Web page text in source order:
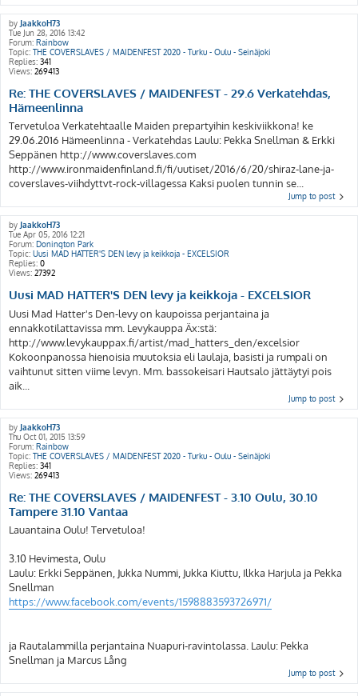
by JaakkoH73
Tue Jun 28, 2016 13:42
Forum: Rainbow
Topic: THE COVERSLAVES / MAIDENFEST 2020 - Turku - Oulu - Seinäjoki
Replies: 341
Views: 269413
Re: THE COVERSLAVES / MAIDENFEST - 29.6 Verkatehdas,
Hämeenlinna
Tervetuloa Verkatehtaalle Maiden prepartyihin keskiviikkona! ke
29.06.2016 Hämeenlinna - Verkatehdas Laulu: Pekka Snellman & Erkki
Seppänen http://www.coverslaves.com
http://www.ironmaidenfinland.fi/fi/uutiset/2016/6/20/shiraz-lane-ja-
coverslaves-viihdyttvt-rock-villagessa Kaksi puolen tunnin se...
Jump to post
by JaakkoH73
Tue Apr 05, 2016 12:21
Forum: Donington Park
Topic: Uusi MAD HATTER'S DEN levy ja keikkoja - EXCELSIOR
Replies: 0
Views: 27392
Uusi MAD HATTER'S DEN levy ja keikkoja - EXCELSIOR
Uusi Mad Hatter's Den-levy on kaupoissa perjantaina ja
ennakkotilattavissa mm. Levykauppa Äx:stä:
http://www.levykauppax.fi/artist/mad_hatters_den/excelsior
Kokoonpanossa hienoisia muutoksia eli laulaja, basisti ja rumpali on
vaihtunut sitten viime levyn. Mm. bassokeisari Hautsalo jättäytyi pois
aik...
Jump to post
by JaakkoH73
Thu Oct 01, 2015 13:59
Forum: Rainbow
Topic: THE COVERSLAVES / MAIDENFEST 2020 - Turku - Oulu - Seinäjoki
Replies: 341
Views: 269413
Re: THE COVERSLAVES / MAIDENFEST - 3.10 Oulu, 30.10
Tampere 31.10 Vantaa
Lauantaina Oulu! Tervetuloa!
3.10 Hevimesta, Oulu
Laulu: Erkki Seppänen, Jukka Nummi, Jukka Kiuttu, Ilkka Harjula ja Pekka
Snellman
https://www.facebook.com/events/1598883593726971/
ja Rautalammilla perjantaina Nuapuri-ravintolassa. Laulu: Pekka
Snellman ja Marcus Lång
Jump to post